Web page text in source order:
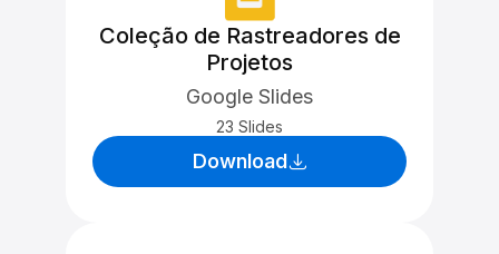
Coleção de Rastreadores de
Projetos
Google Slides
23 Slides
Download